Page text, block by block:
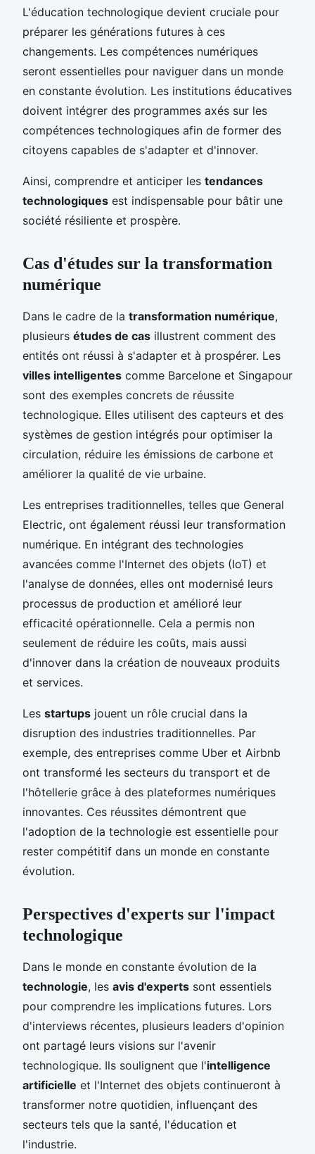
L'éducation technologique devient cruciale pour
préparer les générations futures à ces
changements. Les compétences numériques
seront essentielles pour naviguer dans un monde
en constante évolution. Les institutions éducatives
doivent intégrer des programmes axés sur les
compétences technologiques afin de former des
citoyens capables de s'adapter et d'innover.
Ainsi, comprendre et anticiper les tendances
technologiques est indispensable pour bâtir une
société résiliente et prospère.
Cas d'études sur la transformation
numérique
Dans le cadre de la transformation numérique,
plusieurs études de cas illustrent comment des
entités ont réussi à s'adapter et à prospérer. Les
villes intelligentes comme Barcelone et Singapour
sont des exemples concrets de réussite
technologique. Elles utilisent des capteurs et des
systèmes de gestion intégrés pour optimiser la
circulation, réduire les émissions de carbone et
améliorer la qualité de vie urbaine.
Les entreprises traditionnelles, telles que General
Electric, ont également réussi leur transformation
numérique. En intégrant des technologies
avancées comme l'Internet des objets (IoT) et
l'analyse de données, elles ont modernisé leurs
processus de production et amélioré leur
efficacité opérationnelle. Cela a permis non
seulement de réduire les coûts, mais aussi
d'innover dans la création de nouveaux produits
et services.
Les startups jouent un rôle crucial dans la
disruption des industries traditionnelles. Par
exemple, des entreprises comme Uber et Airbnb
ont transformé les secteurs du transport et de
l'hôtellerie grâce à des plateformes numériques
innovantes. Ces réussites démontrent que
l'adoption de la technologie est essentielle pour
rester compétitif dans un monde en constante
évolution.
Perspectives d'experts sur l'impact
technologique
Dans le monde en constante évolution de la
technologie, les avis d'experts sont essentiels
pour comprendre les implications futures. Lors
d'interviews récentes, plusieurs leaders d'opinion
ont partagé leurs visions sur l'avenir
technologique. Ils soulignent que l'intelligence
artificielle et l'Internet des objets continueront à
transformer notre quotidien, influençant des
secteurs tels que la santé, l'éducation et
l'industrie.